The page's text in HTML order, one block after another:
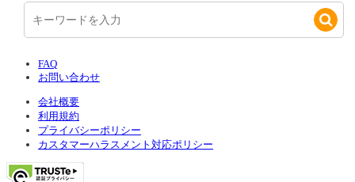
FAQ
お問い合わせ
会社概要
利用規約
プライバシーポリシー
カスタマーハラスメント対応ポリシー